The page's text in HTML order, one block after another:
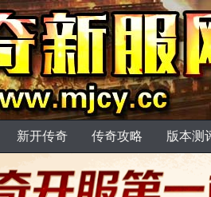
新开传奇 传奇攻略 版本测